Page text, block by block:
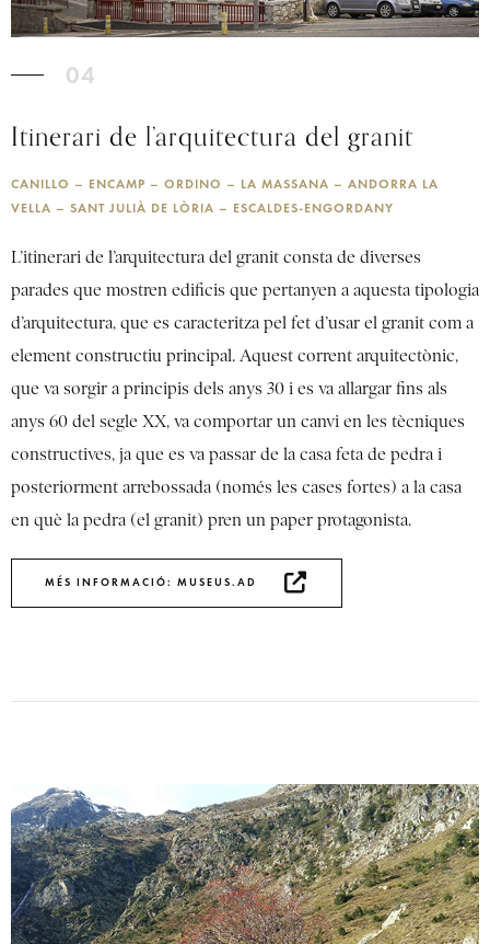
04
Itinerari de l’arquitectura del granit
CANILLO – ENCAMP – ORDINO – LA MASSANA – ANDORRA LA
VELLA – SANT JULIÀ DE LÒRIA – ESCALDES-ENGORDANY
L’itinerari de l’arquitectura del granit consta de diverses
parades que mostren edificis que pertanyen a aquesta tipologia
d’arquitectura, que es caracteritza pel fet d’usar el granit com a
element constructiu principal. Aquest corrent arquitectònic,
que va sorgir a principis dels anys 30 i es va allargar fins als
anys 60 del segle XX, va comportar un canvi en les tècniques
constructives, ja que es va passar de la casa feta de pedra i
posteriorment arrebossada (només les cases fortes) a la casa
en què la pedra (el granit) pren un paper protagonista.
MÉS INFORMACIÓ: MUSEUS.AD